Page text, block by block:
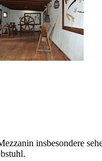
insbesondere